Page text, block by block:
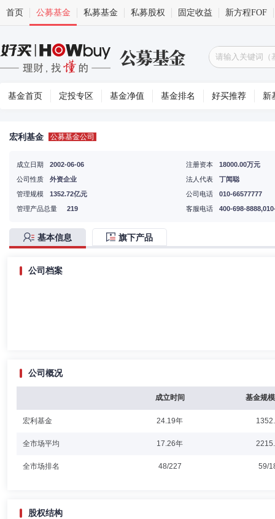
首页 公募基金 私募基金 私募股权 固定收益 新方程FOF
基金首页 定投专区 基金净值 基金排名 好买推荐 新
宏利基金 公募基金公司
成立日期
2002-06-06
公司性质
外资企业
注册资本
18000.00万元
法人代表
丁闻聪
管理规模
1352.72亿元
管理产品总量
219
公司电话
010-66577777
客服电话
400-698-
基本信息 旗下产品
公司档案
公司概况
成立时间 基金规
宏利基金 24.19年
全市场平均 17.26年
全市场排名 48/227 59/
股权结构